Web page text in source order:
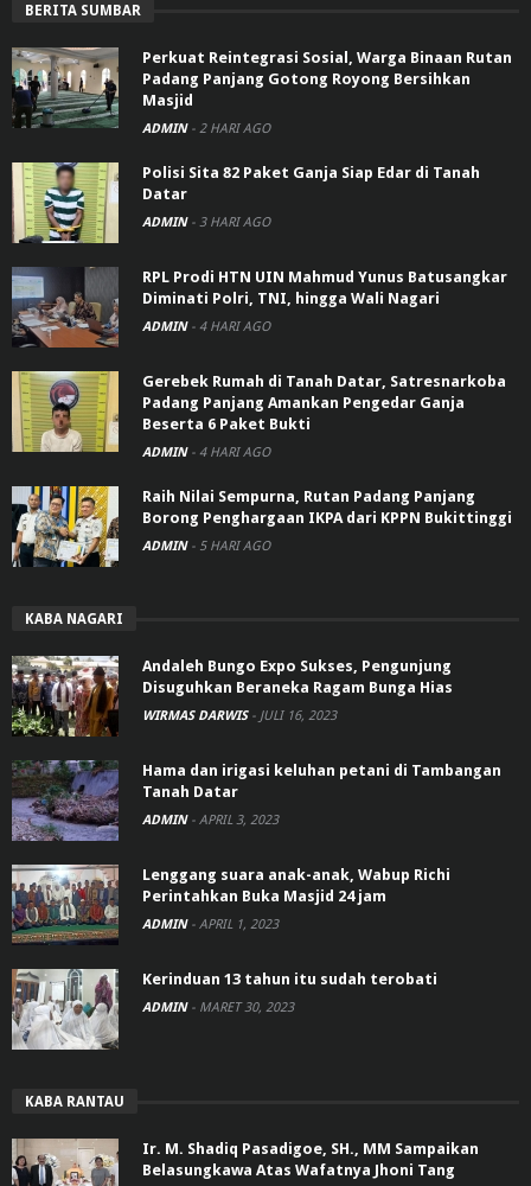
BERITA SUMBAR
Perkuat Reintegrasi Sosial, Warga Binaan Rutan
Padang Panjang Gotong Royong Bersihkan
Masjid
ADMIN - 2 HARI AGO
Polisi Sita 82 Paket Ganja Siap Edar di Tanah
Datar
ADMIN - 3 HARI AGO
RPL Prodi HTN UIN Mahmud Yunus Batusangkar
Diminati Polri, TNI, hingga Wali Nagari
ADMIN - 4 HARI AGO
Gerebek Rumah di Tanah Datar, Satresnarkoba
Padang Panjang Amankan Pengedar Ganja
Beserta 6 Paket Bukti
ADMIN - 4 HARI AGO
Raih Nilai Sempurna, Rutan Padang Panjang
Borong Penghargaan IKPA dari KPPN Bukittinggi
ADMIN - 5 HARI AGO
KABA NAGARI
Andaleh Bungo Expo Sukses, Pengunjung
Disuguhkan Beraneka Ragam Bunga Hias
WIRMAS DARWIS - JULI 16, 2023
Hama dan irigasi keluhan petani di Tambangan
Tanah Datar
ADMIN - APRIL 3, 2023
Lenggang suara anak-anak, Wabup Richi
Perintahkan Buka Masjid 24 jam
ADMIN - APRIL 1, 2023
Kerinduan 13 tahun itu sudah terobati
ADMIN - MARET 30, 2023
KABA RANTAU
Ir. M. Shadiq Pasadigoe, SH., MM Sampaikan
Belasungkawa Atas Wafatnya Jhoni Tang